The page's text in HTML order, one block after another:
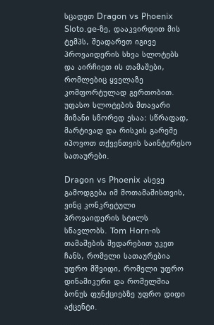
სცადეთ Dragon vs Phoenix
Sloto.ge-ზე, დააკვირდით მის
ტემპს, შეადარეთ იგივე
პროვაიდერის სხვა სლოტებს
და აირჩიეთ ის თამაშები,
რომლებიც ყველაზე
კომფორტულად გერთობით.
უფასო სლოტების მთავარი
მიზანი სწორედ ესაა: სწრაფად,
მარტივად და რისკის გარეშე
იპოვოთ თქვენთვის საინტერესო
სათაურები.
Dragon vs Phoenix ასევე
გამოდგება იმ მოთამაშისთვის,
ვინც კონკრეტული
პროვაიდერის სტილს
სწავლობს. Tom Horn-ის
თამაშების შედარებით უკეთ
ჩანს, რომელი სათაურებია
უფრო მშვიდი, რომელი უფრო
დინამიკური და რომელშია
ბონუს ფუნქციებზე უფრო დიდი
აქცენტი.